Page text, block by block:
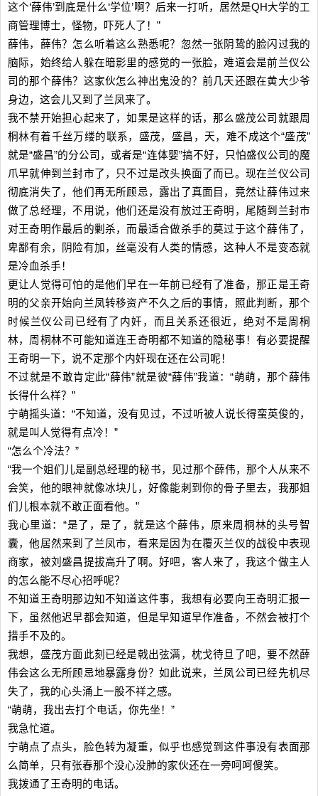
这个‘薛伟’到底是什么‘学位’啊？后来一打听，居然是QH大学的工
商管理博士，怪物，吓死人了！”
薛伟，薛伟？怎么听着这么熟悉呢？忽然一张阴鸷的脸闪过我的
脑际，始终给人躲在暗影里的感觉的一张脸，难道会是前兰仪公
司的那个薛伟？这家伙怎么神出鬼没的？前几天还跟在黄大少爷
身边，这会儿又到了兰凤来了。
我不禁开始担心起来了，如果是这样的话，那么盛茂公司就跟周
桐林有着千丝万缕的联系，盛茂，盛昌，天，难不成这个“盛茂”
就是“盛昌”的分公司，或者是“连体婴”搞不好，只怕盛仪公司的魔
爪早就伸到兰封市了，只不过是改头换面了而已。现在兰仪公司
彻底消失了，他们再无所顾忌，露出了真面目，竟然让薛伟过来
做了总经理，不用说，他们还是没有放过王奇明，尾随到兰封市
对王奇明作最后的剿杀，而最适合做杀手的莫过于这个薛伟了，
卑鄙有余，阴险有加，丝毫没有人类的情感，这种人不是变态就
是冷血杀手！
更让人觉得可怕的是他们早在一年前已经有了准备，那正是王奇
明的父亲开始向兰凤转移资产不久之后的事情，照此判断，那个
时候兰仪公司已经有了内奸，而且关系还很近，绝对不是周桐
林，周桐林不可能知道连王奇明都不知道的隐秘事！有必要提醒
王奇明一下，说不定那个内奸现在还在公司呢！
不过就是不敢肯定此“薛伟”就是彼“薛伟”我道：“萌萌，那个薛伟
长得什么样？”
宁萌摇头道：“不知道，没有见过，不过听被人说长得蛮英俊的，
就是叫人觉得有点冷！”
“怎么个冷法？”
“我一个姐们儿是副总经理的秘书，见过那个薛伟，那个人从来不
会笑，他的眼神就像冰块儿，好像能刺到你的骨子里去，我那姐
们儿根本就不敢正面看他。”
我心里道：“是了，是了，就是这个薛伟，原来周桐林的头号智
囊，他居然来到了兰凤市，看来是因为在覆灭兰仪的战役中表现
商家，被刘盛昌提拔高升了啊。好吧，客人来了，我这个做主人
的怎么能不尽心招呼呢？
不知道王奇明那边知不知道这件事，我想有必要向王奇明汇报一
下，虽然他迟早都会知道，但是早知道早作准备，不然会被打个
措手不及的。
我想，盛茂方面此刻已经是戟出弦满，枕戈待旦了吧，要不然薛
伟会这么无所顾忌地暴露身份？如此说来，兰凤公司已经先机尽
失了，我的心头涌上一股不祥之感。
“萌萌，我出去打个电话，你先坐！”
我急忙道。
宁萌点了点头，脸色转为凝重，似乎也感觉到这件事没有表面那
么简单，只有张春那个没心没肺的家伙还在一旁呵呵傻笑。
我拨通了王奇明的电话。